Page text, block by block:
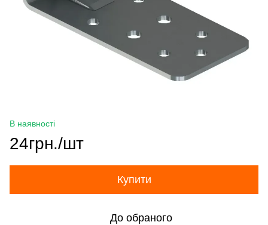
В наявності
24грн./шт
Купити
До обраного